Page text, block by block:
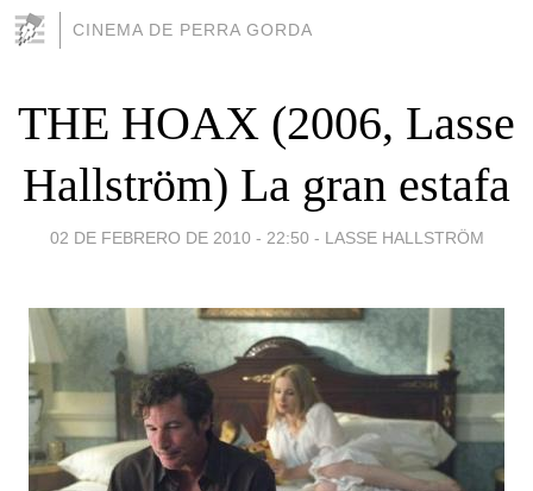
CINEMA DE PERRA GORDA
THE HOAX (2006, Lasse
Hallström) La gran estafa
02 DE FEBRERO DE 2010 - 22:50 - LASSE HALLSTRÖM